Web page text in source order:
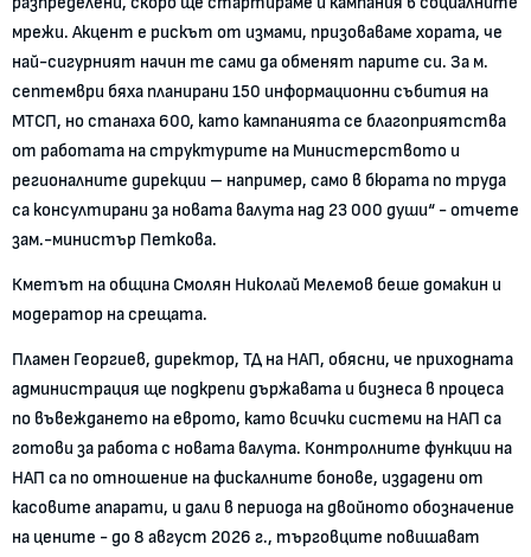
мрежи. Акцент е рискът от измами, призоваваме хората, че
най-сигурният начин те сами да обменят парите си. За м.
септември бяха планирани 150 информационни събития на
МТСП, но станаха 600, като кампанията се благоприятства
от работата на структурите на Министерството и
регионалните дирекции – например, само в бюрата по труда
са консултирани за новата валута над 23 000 души“ - отчете
зам.-министър Петкова.
Кметът на община Смолян Николай Мелемов беше домакин и
модератор на срещата.
Пламен Георгиев, директор, ТД на НАП, обясни, че приходната
администрация ще подкрепи държавата и бизнеса в процеса
по въвеждането на еврото, като всички системи на НАП са
готови за работа с новата валута. Контролните функции на
НАП са по отношение на фискалните бонове, издадени от
касовите апарати, и дали в периода на двойното обозначение
на цените - до 8 август 2026 г., търговците повишават